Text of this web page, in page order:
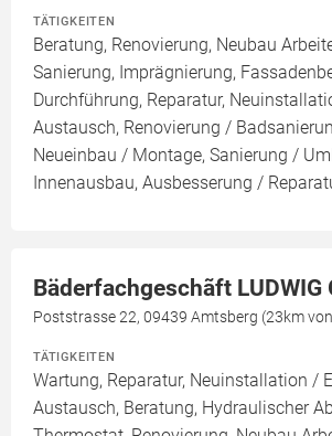
TÄTIGKEITEN
Beratung, Renovierung, Neubau
Sanierung, Imprägnierung,
Durchführung, Reparatur,
Austausch, Renovierung /
Neueinbau / Montage, Sanierung /
Innenausbau, Ausbesserung /
Bäderfachgeschãft LUDWIG
Poststrasse 22, 09439 Amtsberg (23km
TÄTIGKEITEN
Wartung, Reparatur, Neuinstallation /
Austausch, Beratung, Hydraulischer